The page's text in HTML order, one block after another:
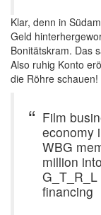
Klar, denn in
Geld
Bonitätskram. Das
Also ruhig Konto
die Röhre schauen!
Film
economy
WBG
million
financing